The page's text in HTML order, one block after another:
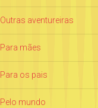
Outras aventureiras
Para mães
Para os pais
Pelo mundo